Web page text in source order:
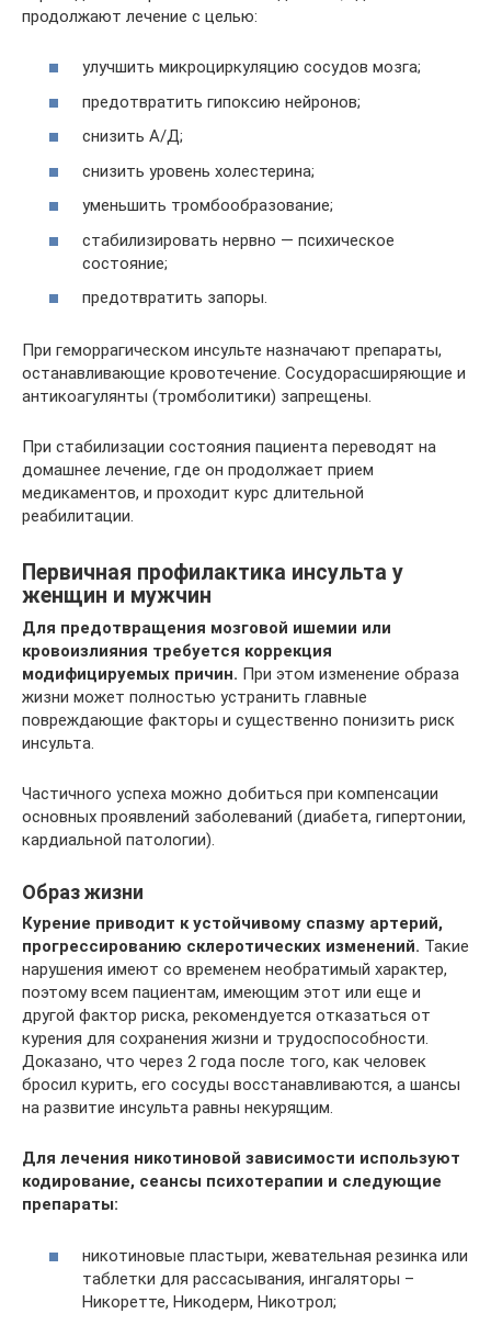
продолжают лечение с целью:
улучшить микроциркуляцию сосудов мозга;
предотвратить гипоксию нейронов;
снизить А/Д;
снизить уровень холестерина;
уменьшить тромбообразование;
стабилизировать нервно — психическое
состояние;
предотвратить запоры.
При геморрагическом инсульте назначают препараты,
останавливающие кровотечение. Сосудорасширяющие и
антикоагулянты (тромболитики) запрещены.
При стабилизации состояния пациента переводят на
домашнее лечение, где он продолжает прием
медикаментов, и проходит курс длительной
реабилитации.
Первичная профилактика инсульта у
женщин и мужчин
Для предотвращения мозговой ишемии или
кровоизлияния требуется коррекция
модифицируемых причин. При этом изменение образа
жизни может полностью устранить главные
повреждающие факторы и существенно понизить риск
инсульта.
Частичного успеха можно добиться при компенсации
основных проявлений заболеваний (диабета, гипертонии,
кардиальной патологии).
Образ жизни
Курение приводит к устойчивому спазму артерий,
прогрессированию склеротических изменений. Такие
нарушения имеют со временем необратимый характер,
поэтому всем пациентам, имеющим этот или еще и
другой фактор риска, рекомендуется отказаться от
курения для сохранения жизни и трудоспособности.
Доказано, что через 2 года после того, как человек
бросил курить, его сосуды восстанавливаются, а шансы
на развитие инсульта равны некурящим.
Для лечения никотиновой зависимости используют
кодирование, сеансы психотерапии и следующие
препараты:
никотиновые пластыри, жевательная резинка или
таблетки для рассасывания, ингаляторы –
Никоретте, Никодерм, Никотрол;